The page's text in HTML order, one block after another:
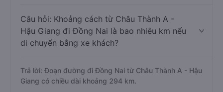
Câu hỏi: Khoảng cách từ Châu Thành A -
Hậu Giang đi Đồng Nai là bao nhiêu km nếu
di chuyển bằng xe khách?
Trả lời: Đoạn đường đi Đồng Nai từ Châu Thành A - Hậu
Giang có chiều dài khoảng 294 km.